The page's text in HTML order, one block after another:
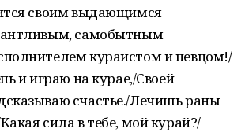
своим выдающимся
самобытным
кураистом и певцом!/
и играю на курае,/Своей
счастье./Лечишь раны
сила в тебе, мой курай?/